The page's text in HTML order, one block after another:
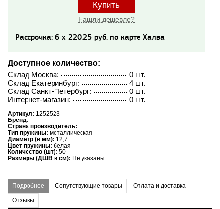
Купить
Нашли дешевле?
Рассрочка: 6 x 220.25 руб. по карте Халва
Доступное количество:
0 шт.
Склад Москва:
4 шт.
Склад Екатеринбург:
0 шт.
Склад Санкт-Петербург:
0 шт.
Интернет-магазин:
Артикул: 1252523
Бренд:
Страна производитель:
Тип пружины: металлическая
Диаметр (в мм): 12,7
Цвет пружины: белая
Количество (шт): 50
Размеры (ДШВ в см): Не указаны
Подробнее Сопутствующие товары Оплата и доставка
Отзывы